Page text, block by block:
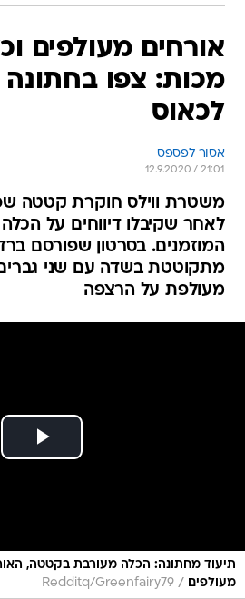
אורחים מעולפים
מכות: צפו
לכאוס
אסור לפספס
12.9.2020 / 21:01
משטרת ווילס חוקרת קטטה
לאחר שקיבלו דיווחים על
המוזמנים. בסרטון שפורסם
מתקוטטת בשדה עם שני
מעולפת על הרצפה
תיעוד מחתונה: הכלה מעורבת בקטטה,
מעולפים
/
Redditq/Greenfairy79